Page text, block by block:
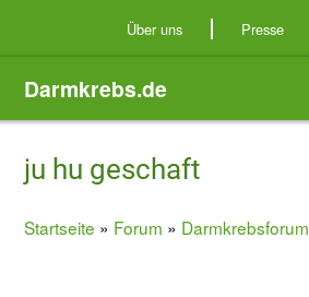
Über uns Presse
Darmkrebs.de
ju hu geschaft
Startseite Forum Darmkrebsforum